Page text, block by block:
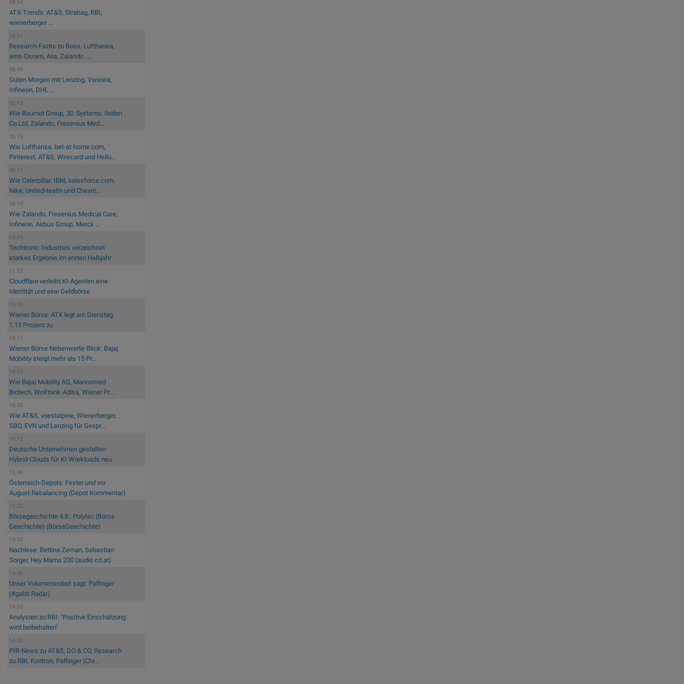
08:54
ATX-Trends: AT&S, Strabag, RBI,
wienerberger ...
08:51
Research-Fazits zu Boss, Lufthansa,
ams-Osram, Axa, Zalando ....
08:49
Guten Morgen mit Lenzing, Vonovia,
Infineon, DHL ...
06:15
Wie Baumot Group, 3D Systems, Ibiden
Co.Ltd, Zalando, Fresenius Med...
06:15
Wie Lufthansa, bet-at-home.com,
Pinterest, AT&S, Wirecard und Hello...
06:15
Wie Caterpillar, IBM, salesforce.com,
Nike, UnitedHealth und Chevro...
06:15
Wie Zalando, Fresenius Medical Care,
Infineon, Airbus Group, Merck ...
04:09
Techtronic Industries verzeichnet
starkes Ergebnis im ersten Halbjahr
21:22
Cloudflare verleiht KI-Agenten eine
Identität und eine Geldbörse
19:18
Wiener Börse: ATX legt am Dienstag
1,13 Prozent zu
19:17
Wiener Börse Nebenwerte-Blick: Bajaj
Mobility steigt mehr als 15 Pr...
18:05
Wie Bajaj Mobility AG, Marinomed
Biotech, Wolftank-Adisa, Wiener Pr...
18:05
Wie AT&S, voestalpine, Wienerberger,
SBO, EVN und Lenzing für Gespr...
16:12
Deutsche Unternehmen gestalten
Hybrid-Clouds für KI-Workloads neu
15:40
Österreich-Depots: Fester und vor
August-Rebalancing (Depot Kommentar)
15:20
Börsegeschichte 4.8.: Polytec (Börse
Geschichte) (BörseGeschichte)
15:00
Nachlese: Bettina Zeman, Sebastian
Sorger, Hey Mama 200 (audio cd.at)
14:40
Unser Volumensrobot sagt: Palfinger
(#gabb Radar)
14:28
Analysten zu RBI: "Positive Einschätzung
wird beibehalten"
14:20
PIR-News zu AT&S, DO & CO, Research
zu RBI, Kontron, Palfinger (Chr...